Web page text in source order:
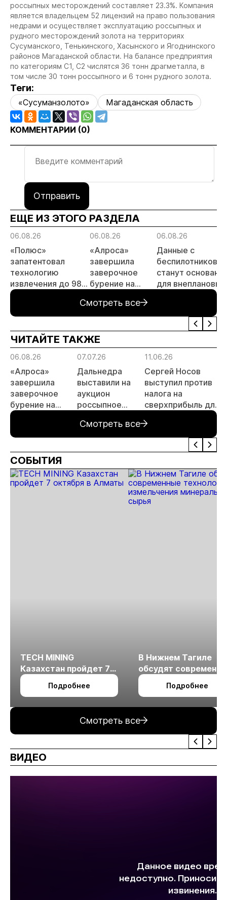
россыпных месторождений составляет 23.3%. Компания
является владельцем 52 лицензий на право пользования
недрами и осуществляет эксплуатацию россыпных и
рудного месторождений золота на территориях
Сусуманского, Тенькинского, Хасынского и Ягоднинского
районов Магаданской области. На балансе предприятия
по категориям С1, С2 числятся 36 тонн драгметалла, в
том числе 30 тонн россыпного и 6 тонн рудного золота.
Теги:
«Сусуманзолото» Магаданская область
КОММЕНТАРИИ (0)
Отправить
ЕЩЕ ИЗ ЭТОГО РАЗДЕЛА
06.08.26
«Полюс»
запатентовал
технологию
извлечения до 98%
золота из
металлургического
шлака
06.08.26
«Алроса»
завершила
заверочное
бурение на
месторождении
Дегдекан
06.08.26
Данные с
беспилотников
станут
для внеплановых
Смотреть все
ЧИТАЙТЕ ТАКЖЕ
06.08.26
«Алроса»
завершила
заверочное
бурение на
золоторудном
Дегдекан
07.07.26
Дальнедра
выставили на
аукцион
россыпное
«ручей Сударь»
на Колыме с
11.06.26
Сергей Носов
выступил против
налога на
сверхприбыль для
золотодобытчиков
Смотреть все
СОБЫТИЯ
TECH MINING
Казахстан пройдет 7
октября в Алматы
Подробнее
В Нижнем Тагиле
обсудят
технологии
измельчения
Подробнее
Смотреть все
ВИДЕО